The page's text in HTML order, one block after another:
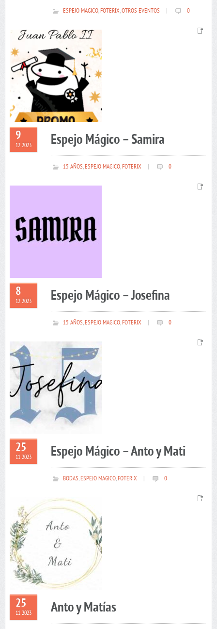
ESPEJO MAGICO,FOTERIX,OTROS EVENTOS 0
9
12 2023 Espejo Mágico – Samira
15 AÑOS,ESPEJO MAGICO,FOTERIX 0
8
12 2023 Espejo Mágico – Josefina
15 AÑOS,ESPEJO MAGICO,FOTERIX 0
25
11 2023 Espejo Mágico – Anto y Mati
BODAS,ESPEJO MAGICO,FOTERIX 0
25
11 2023 Anto y Matías